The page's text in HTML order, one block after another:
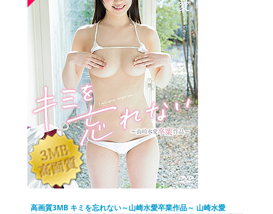
高画質3MB キミを忘れない～山崎水愛卒業作品～ 山崎水愛